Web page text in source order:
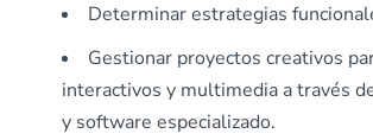
Determinar estrategias
Gestionar proyectos creativos
interactivos y multimedia a través
y software especializado.